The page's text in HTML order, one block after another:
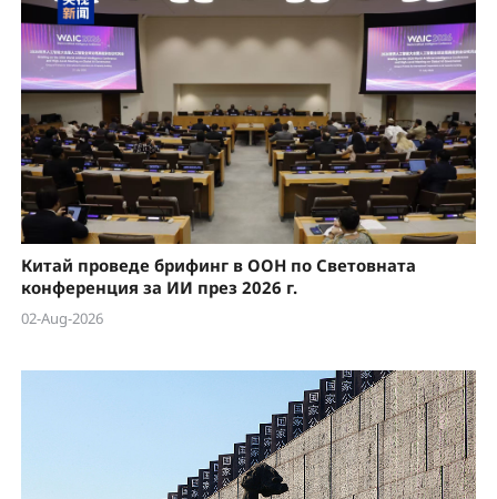
Китай проведе брифинг в ООН по Световната
конференция за ИИ през 2026 г.
02-Aug-2026